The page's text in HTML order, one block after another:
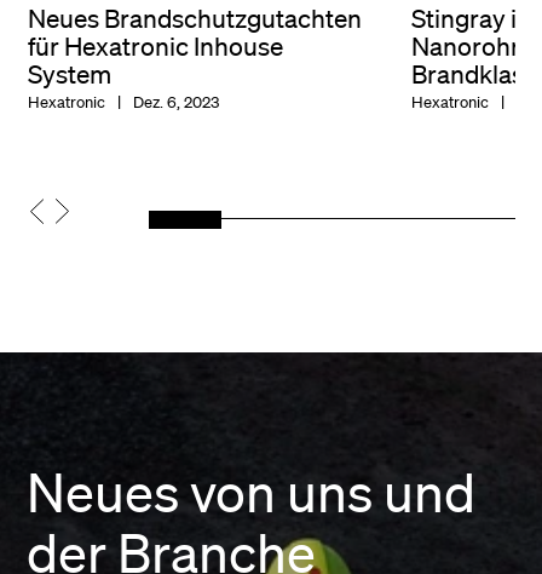
Neues Brandschutzgutachten
für Hexatronic Inhouse
System
Hexatronic Dez. 6, 2023
Stingray
Nanorohr
Hexatronic
Neues von uns und
der Branche